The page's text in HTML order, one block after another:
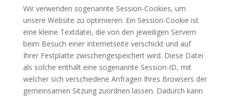
Wir verwenden sogenannte Session-Cookies, um
unsere Website zu optimieren. Ein Session-Cookie ist
eine kleine Textdatei, die von den jeweiligen Servern
beim Besuch einer Internetseite verschickt und auf
Ihrer Festplatte zwischengespeichert wird. Diese Datei
als solche enthält eine sogenannte Session-ID, mit
welcher sich verschiedene Anfragen Ihres Browsers der
gemeinsamen Sitzung zuordnen lassen. Dadurch kann